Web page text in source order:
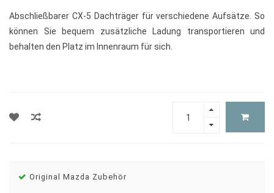
Abschließbarer CX-5 Dachträger für verschiedene Aufsätze. So
können Sie bequem zusätzliche Ladung transportieren und
behalten den Platz im Innenraum für sich.
Original Mazda Zubehör